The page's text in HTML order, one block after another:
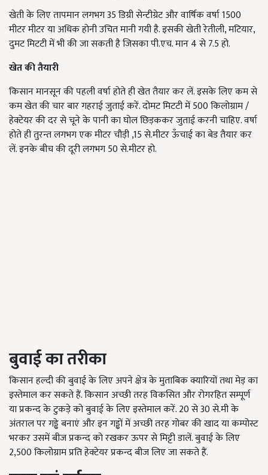
खेती के लिए तापमान लगभग 35 डिग्री सेन्टीग्रेट और वार्षिक वर्षा 1500
मीटर मीटर या अधिक होनी उचित मानी गयी है. इसकी खेती रेतीली, मटियार,
दुमट मिटटी में भी की जा सकती है जिसका पी.एच. मान 4 से 7.5 हो.
खेत की तैयारी
किसान मानसून की पहली वर्षा होते ही खेत तैयार कर लें. इसके लिए कम से
कम खेत की चार बार गहराई जुताई करें. दोमट मिटटी में 500 किलोग्राम /
हेक्टेयर की दर से चूने के पानी का घोल छिड़ककर जुताई करनी चाहिए. वर्षा
होते ही तुरन्त लगभग एक मीटर चौड़ी ,15 से.मीटर ऊँचाई का बेड तैयार कर
लें. इनके बीच की दूरी लगभग 50 से.मीटर हो.
बुवाई का तरीका
किसान हल्दी की बुवाई के लिए अपने क्षेत्र के मुताबिक क्यारियों तथा मेड़ का
इस्तेमाल कर सकते हैं. किसान अच्छी तरह विकसित और रोगरहित सम्पूर्ण
या प्रकन्द के टुकड़े को बुवाई के लिए इस्तेमाल करें. 20 से 30 से.मी के
अंतराल पर गड्ढे बनाएं और इन गड्ढों में अच्छी तरह गोबर की खाद या कम्पोस्ट
भरकर उसमें बीज प्रकन्द को रखकर ऊपर से मिट्टी डालें. बुवाई के लिए
2,500 किलोग्राम प्रति हेक्टेयर प्रकन्द बीज लिए जा सकते हैं.